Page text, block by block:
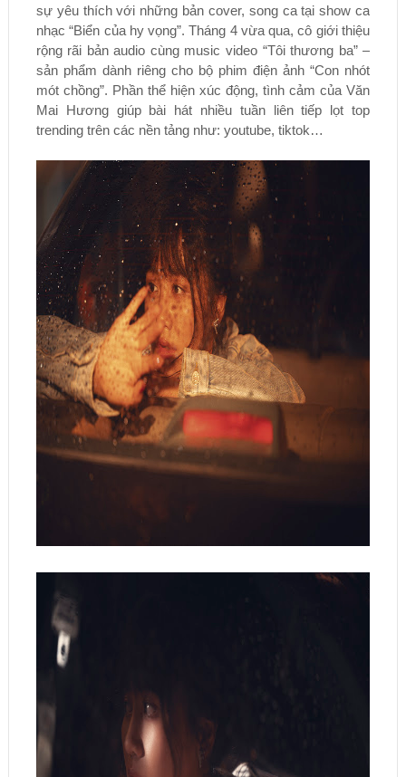
sự yêu thích với những bản cover, song ca tại show ca
nhạc “Biển của hy vọng”. Tháng 4 vừa qua, cô giới thiệu
rộng rãi bản audio cùng music video “Tôi thương ba” –
sản phẩm dành riêng cho bộ phim điện ảnh “Con nhót
mót chồng”. Phần thể hiện xúc động, tình cảm của Văn
Mai Hương giúp bài hát nhiều tuần liên tiếp lọt top
trending trên các nền tảng như: youtube, tiktok…